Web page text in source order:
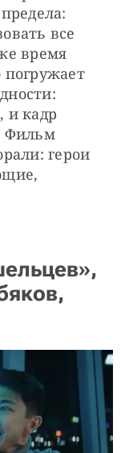
все
время
погружает
и кадр
Фильм
герои